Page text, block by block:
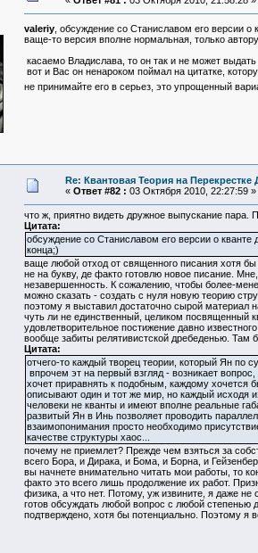
valeriy, обсуждение со Станиславом его версии о
ваще-то версия вполне нормальная, только
касаемо Владислава, то он так и не может
вот и Вас он ненароком поймал на цитатке,
не принимайте его в серьез, это упрощенный
Re: Квантовая Теория на Перекрестке
« Ответ #82 : 03 Октября 2010, 22:27:59 »
что ж, приятно видеть дружное выпускание пара.
Цитата:
обсуждение со Станиславом его версии о
конца;)
ваще любой отход от священного писания хотя
не на букву, де факто готовлю новое писание.
незавершенность. К сожалению, чтобы более-
можно сказать - создать с нуля новую теорию
поэтому я выставил достаточно сырой материал
чуть ли не единственный, целиком посвященный
удовлетворительное постижение давно
вообще забиты релятивистской дребеденью. Там
Цитата:
отчего-то каждый творец теории, который Ян по
впрочем эт на первый взгляд - возникает
хочет приравнять к подобным, каждому хочется
описывают один и тот же мир, но каждый исходя
человеки не кванты и имеют вполне реальные
развитый Ян в Инь позволяет проводить
взаимопонимания просто необходимо
качестве структуры хаос...
почему не приемлет? Прежде чем взяться за
всего Бора, и Дирака, и Бома, и Борна, и
вы начнете внимательно читать мои работы, то
факто это всего лишь продолжение их работ.
физика, а что нет. Потому, уж извините, я даже не
готов обсуждать любой вопрос с любой степенью
подтверждено, хотя бы потенциально. Поэтому я